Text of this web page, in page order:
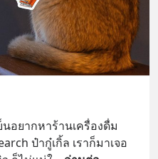
อยากหาร้านเครื่องดื่ม
ป๋ากู๋เกิ้ล เราก็มาเจอ